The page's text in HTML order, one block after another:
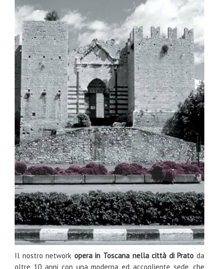
Il nostro network opera in Toscana nella città di Prato da
oltre 10 anni con una moderna ed accogliente sede, che